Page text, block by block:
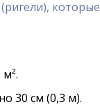
30 см (0,3 м).